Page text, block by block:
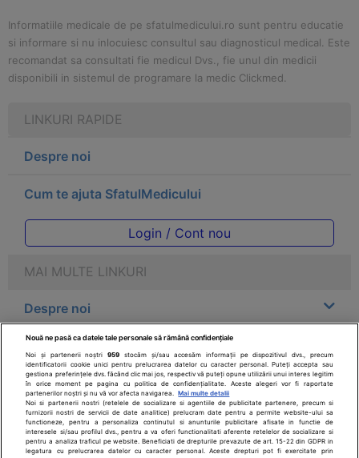
Informatiile medicale de pe sfatulmedicului.ro sunt pentru educatie
si informare si nu inlocuiesc consultul sau diagnosticul medical. Este
recomandat sa consultati fie medicul Dvs., fie unul din medicii
disponibili in sistemul de programare la medic Clickmed.
LINKURI RAPIDE
Despre noi
Cum te ajuta SfatulMedicului
Login / Cont nou
MAI MULTE LINKURI
Despre noi
Legal
Drepturile consumatorului
Parteneri
Nouă ne pasă ca datele tale personale să rămână confidențiale
Noi și partenerii noștri959 stocăm și/sau accesăm informații pe dispozitivul dvs., precum
identificatorii cookie unici pentru prelucrarea datelor cu caracter personal. Puteți accepta sau
gestiona preferințele dvs. făcând clic mai jos, respectiv vă puteți opune utilizării unui interes legitim
în orice moment pe pagina cu politica de confidențialitate. Aceste alegeri vor fi raportate
partenerilor noștri și nu vă vor afecta navigarea.
Mai multe detalii
Noi si partenerii nostri (retelele de socializare si agentiile de publicitate partenere, precum si
furnizorii nostri de servicii de date analitice) prelucram date pentru a permite website-ului sa
functioneze, pentru a personaliza continutul si anunturile publicitare afisate in functie de
interesele si/sau profilul dvs., pentru a va oferi functionalitati aferente retelelor de socializare si
pentru a analiza traficul pe website. Beneficiati de drepturile prevazute de art. 15-22 din GDPR in
legatura cu prelucrarea datelor cu caracter personal. Aceste drepturi pot fi exercitate prin